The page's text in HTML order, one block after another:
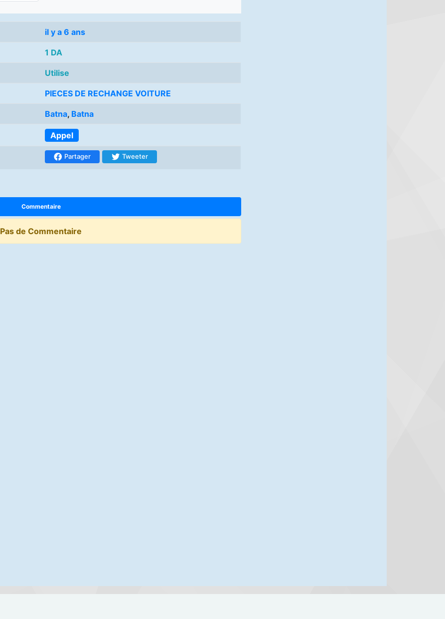
il y a 6 ans
1 DA
Utilise
PIECES DE RECHANGE VOITURE
Batna, Batna
Appel
Partager Tweeter
Commentaire
Pas de Commentaire